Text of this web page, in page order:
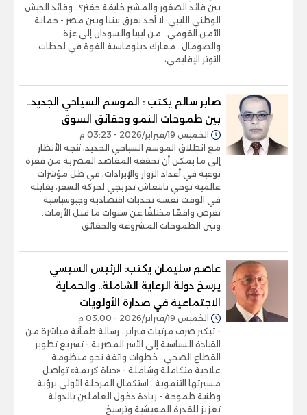
بين قائد الصقور والمشير خليفة حفتر؟.. وقائد الجيش
الوطني الليبي: لا أحد يفرق بيننا وبين مصر - حماية
الأمن القومي.. من ليبيا والسودان إلى غزة
والصومال.. معارك دبلوماسية القوة في لحظات
التوتر الإقليمي،
صابر سالم يكتب : الموسم السياحي الجديد..
بين طموحات النمو وحقائق السوق
الخميس 19/فبراير/2026 - 03:23 م
مع انطلاق الموسم السياحي الجديد، تتجه الأنظار
إلى ما يمكن أن تحققه المقاصد المصرية من قفزة
نوعية في أعداد الزوار والإيرادات، في ظل مؤشرات
عالمية توحي بانتعاش تدريجي لحركة السفر، يقابله
في الوقت نفسه تحديات اقتصادية وجيوسياسية
تفرض واقعًا مختلفًا عن سنوات ما قبل الأزمات.
وبين الطموحات المشروعة والحقائق
عاصم سليمان يكتب: الرئيس السيسي
يرسخ دولة الرعاية الشاملة.. والحماية
الاجتماعية في صدارة الأولويات
الخميس 19/فبراير/2026 - 03:00 م
- تبكير صرف مرتبات فبراير.. رسالة طمأنة مباشرة من
القيادة السياسية إلى الأسر المصرية - تسريع تطوير
القطاع الصحي.. خطوات واثقة نحو منظومة
علاجية متكاملة وشاملة - «حياة كريمة» تواصل
مسيرتها التنموية.. استكمال المرحلة الأولى برؤية
وطنية طموحة - زيادة دخول العاملين بالدولة..
تعزيز للقدرة المعيشية وترسيخ